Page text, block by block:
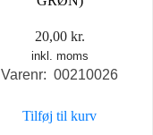
20,00 kr.
inkl. moms
Varenr: 00210026
Tilføj til kurv